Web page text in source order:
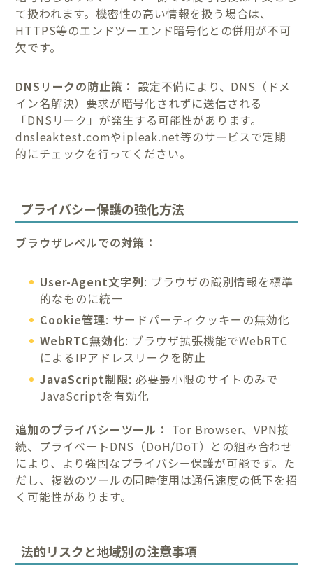
て扱われます。機密性の高い情報を扱う場合は、
HTTPS等のエンドツーエンド暗号化との併用が不可
欠です。
DNSリークの防止策： 設定不備により、DNS（ドメ
イン名解決）要求が暗号化されずに送信される
「DNSリーク」が発生する可能性があります。
dnsleaktest.comやipleak.net等のサービスで定期
的にチェックを行ってください。
プライバシー保護の強化方法
ブラウザレベルでの対策：
User-Agent文字列: ブラウザの識別情報を標準
的なものに統一
Cookie管理: サードパーティクッキーの無効化
WebRTC無効化: ブラウザ拡張機能でWebRTC
によるIPアドレスリークを防止
JavaScript制限: 必要最小限のサイトのみで
JavaScriptを有効化
追加のプライバシーツール： Tor Browser、VPN接
続、プライベートDNS（DoH/DoT）との組み合わせ
により、より強固なプライバシー保護が可能です。た
だし、複数のツールの同時使用は通信速度の低下を招
く可能性があります。
法的リスクと地域別の注意事項